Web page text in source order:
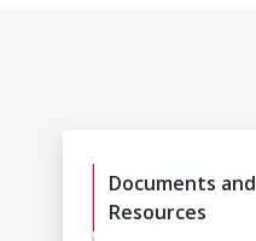
Documents and
Resources